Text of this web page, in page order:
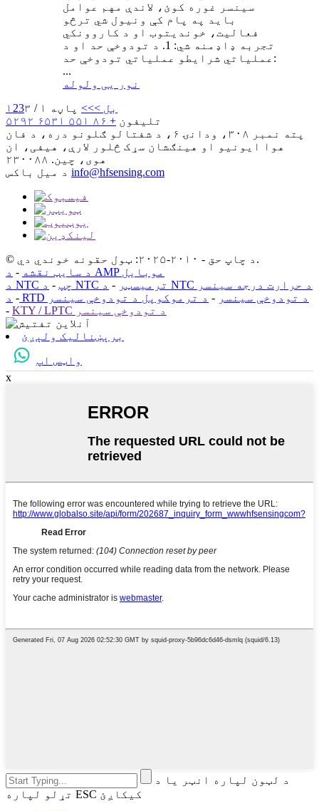
سینسر غوره کوئ، لاندې مهم عوامل
باید په پام کې ونیول شي ترڅو
فعالیت، خوندیتوب او د کاروونکي
تجربه ډاډمنه شي: 1. د تودوخې حد او د
عملیاتي شرایطو عملیاتي تودوخې حد:
...
نور یی ولوله
۱ 23 بل >>> پاڼه ۱ / ۳
تلیفون + ۸۶ ۵۵۱ ۶۵۳۱ ۵۲۹۲
پته
نمبر ۳۰۸، ودانۍ ۶، د شفتالو ګلونو دره، د فان
هوا ایونیو او هینګشان سړک څلور لارې، هیفی، ان
هوی، چین. ۲۳۰۰۸۸
د میل باکس info@hfsensing.com
© د چاپ حق - ۲۰۱۰-۲۰۲۵: ټول حقونه خوندي دي.
د سایټ نقشه -
د AMP موبایل
د NTC چپ - د NTC ترمیسټر -
د NTC د حرارت درجه سینسر
-
د RTD د تودوخې سینسر - د ترموکوپل د تودوخې سینسر
-
KTY / LPTC د تودوخې سینسر
برېښنالیک ولېږئ
واټس اپ
x
د لټون لپاره انټر یا د
تړلو لپاره ESC کیکاږئ